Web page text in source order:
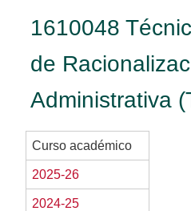
1610048
de
Administrativa
Curso académico
2025-26
2024-25